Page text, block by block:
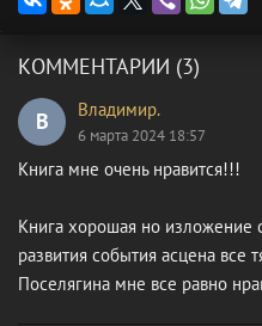
КОММЕНТАРИИ (3)
В Владимир.
6 марта 2024 18:57
Книга мне очень нравится!!!
Книга хорошая но изложение
развития события асцена все
Поселягина мне все равно